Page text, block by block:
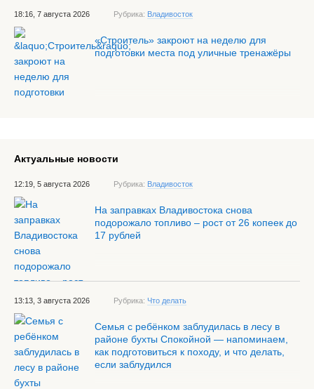
18:16, 7 августа 2026 Рубрика: Владивосток
«Строитель» закроют на неделю для
подготовки места под уличные тренажёры
Актуальные новости
12:19, 5 августа 2026 Рубрика: Владивосток
На заправках Владивостока снова
подорожало топливо – рост от 26 копеек до
17 рублей
13:13, 3 августа 2026 Рубрика: Что делать
Семья с ребёнком заблудилась в лесу в
районе бухты Спокойной — напоминаем,
как подготовиться к походу, и что делать,
если заблудился